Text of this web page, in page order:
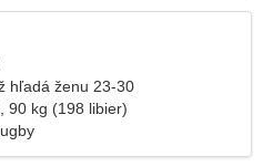
hľadá ženu 23-30
90 kg (198 libier)